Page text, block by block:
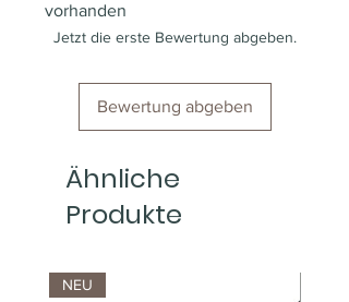
vorhanden
Jetzt die erste Bewertung abgeben.
Bewertung abgeben
Ähnliche
Produkte
NEU